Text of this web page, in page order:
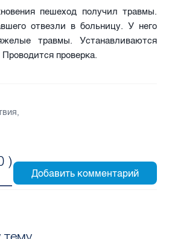
пешеход получил травмы.
отвезли в больницу. У него
травмы. Устанавливаются
проверка.
,
)